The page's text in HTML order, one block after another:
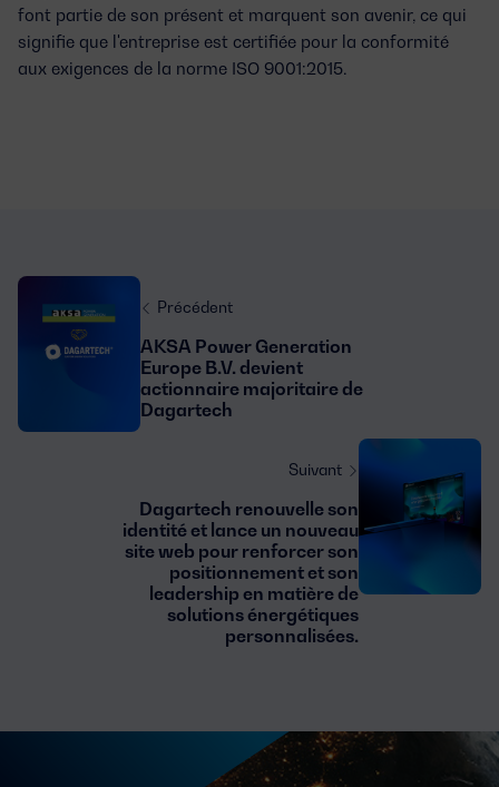
font partie de son présent et marquent son avenir, ce qui
signifie que l'entreprise est certifiée pour la conformité
aux exigences de la norme ISO 9001:2015.
Précédent
AKSA Power Generation
Europe B.V. devient
actionnaire majoritaire de
Dagartech
Suivant
Dagartech renouvelle son
identité et lance un nouveau
site web pour renforcer son
positionnement et son
leadership en matière de
solutions énergétiques
personnalisées.